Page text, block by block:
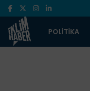
POLITIKA